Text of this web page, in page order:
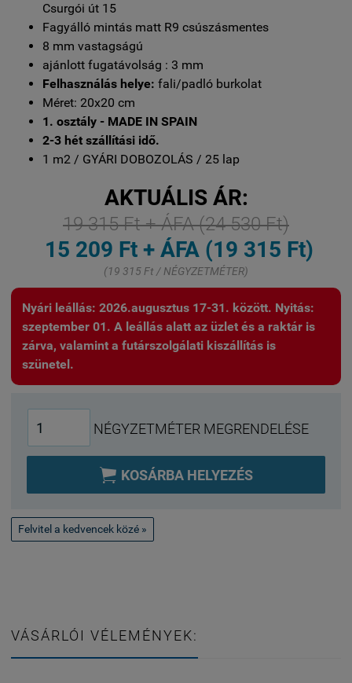
Csurgói út 15
Fagyálló mintás matt R9 csúszásmentes
8 mm vastagságú
ajánlott fugatávolság : 3 mm
Felhasználás helye: fali/padló burkolat
Méret: 20x20 cm
1. osztály - MADE IN SPAIN
2-3 hét szállítási idő.
1 m2 / GYÁRI DOBOZOLÁS / 25 lap
AKTUÁLIS ÁR:
19 315 Ft + ÁFA (24 530 Ft)
15 209 Ft + ÁFA (19 315 Ft)
(19 315 Ft / NÉGYZETMÉTER)
Nyári leállás: 2026.augusztus 17-31. között. Nyitás:
szeptember 01. A leállás alatt az üzlet és a raktár is
zárva, valamint a futárszolgálati kiszállítás is
szünetel.
NÉGYZETMÉTER MEGRENDELÉSE
 KOSÁRBA HELYEZÉS
Felvitel a kedvencek közé »
VÁSÁRLÓI VÉLEMÉNYEK: